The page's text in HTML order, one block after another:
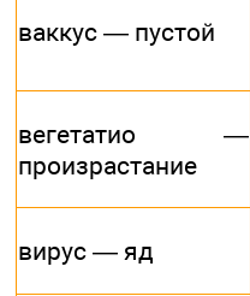
ваккус — пустой
вегетатио —
произрастание
вирус — яд